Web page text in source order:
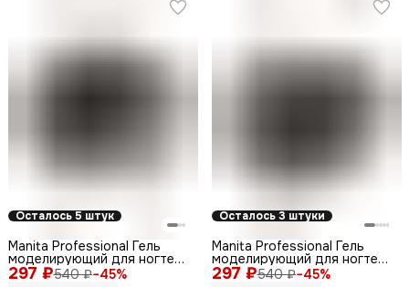
Осталось 5 штук
297 ₽540 ₽−45%
Manita Professional Гель
моделирующий для ногтей
/ Builder Gel Fairies №04, 15
Осталось 3 штуки
297 ₽540 ₽−45%
Manita Professional Гель
моделирующий для ногтей
светоотражающий / Builder